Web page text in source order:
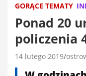
GORĄCE TEMATY
Ponad 20
policzenia
14 lutego 2019